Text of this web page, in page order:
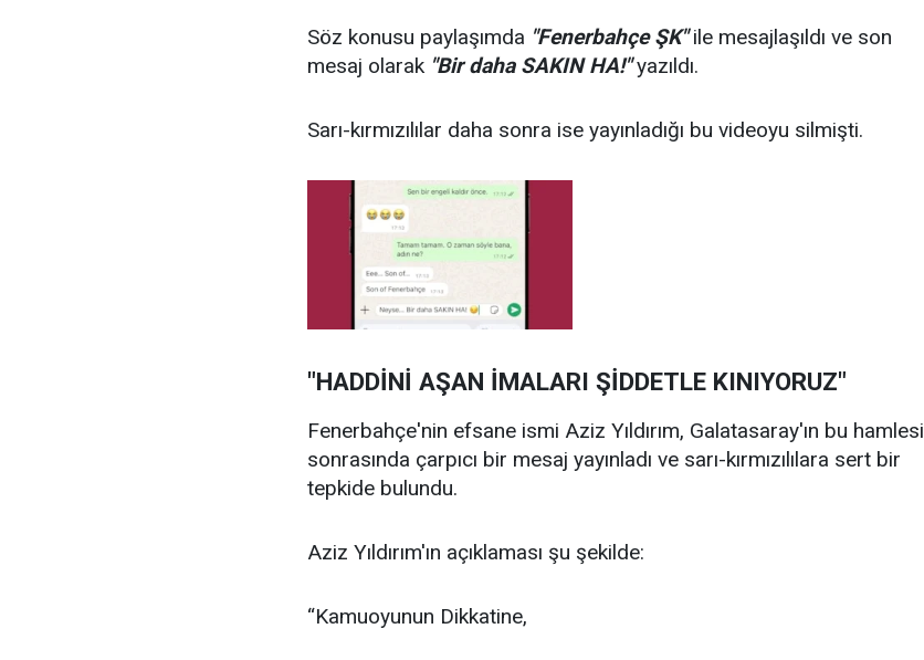
Söz konusu paylaşımda "Fenerbahçe ŞK"ile mesajlaşıldı ve son
mesaj olarak "Bir daha SAKIN HA!"yazıldı.
Sarı-kırmızılılar daha sonra ise yayınladığı bu videoyu silmişti.
"HADDİNİ AŞAN İMALARI ŞİDDETLE KINIYORUZ"
Fenerbahçe'nin efsane ismi Aziz Yıldırım, Galatasaray'ın bu hamlesi
sonrasında çarpıcı bir mesaj yayınladı ve sarı-kırmızılılara sert bir
tepkide bulundu.
Aziz Yıldırım'ın açıklaması şu şekilde:
“Kamuoyunun Dikkatine,